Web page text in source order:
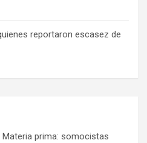
reportaron escasez de
Materia prima: somocistas